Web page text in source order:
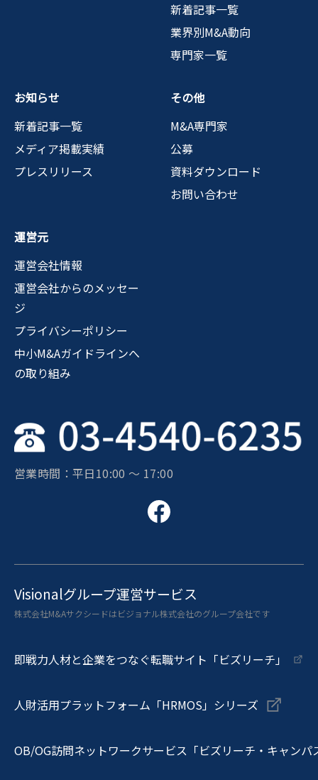
新着記事一覧
業界別M&A動向
専門家一覧
お知らせ
新着記事一覧
メディア掲載実績
プレスリリース
その他
M&A専門家
公募
資料ダウンロード
お問い合わせ
運営元
運営会社情報
運営会社からのメッセー
ジ
プライバシーポリシー
中小M&Aガイドラインへ
の取り組み
営業時間：平日10:00 〜 17:00
Visionalグループ運営サービス
株式会社M&Aサクシードはビジョナル株式会社のグループ会社です
即戦力人材と企業をつなぐ転職サイト「ビズリーチ」
人財活用プラットフォーム「HRMOS」シリーズ
OB/OG訪問ネットワークサービス「ビズリーチ・キャンパ